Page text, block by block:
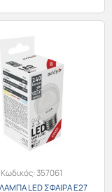
Κωδικός:357061
ΛΑΜΠΑ LED ΣΦΑΙΡΑ E27